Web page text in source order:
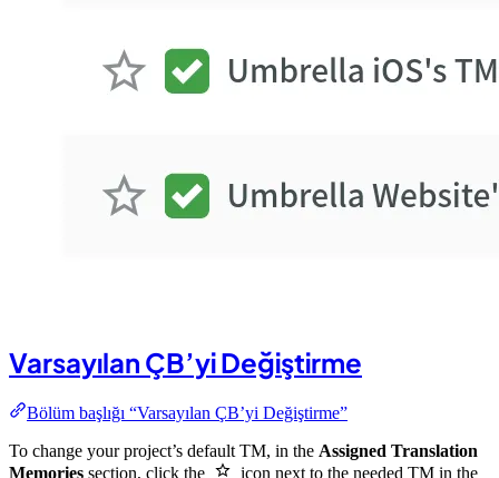
Varsayılan ÇB’yi Değiştirme
Bölüm başlığı “Varsayılan ÇB’yi Değiştirme”
To change your project’s default TM, in the Assigned Translation
Memories section, click the
icon next to the needed TM in the